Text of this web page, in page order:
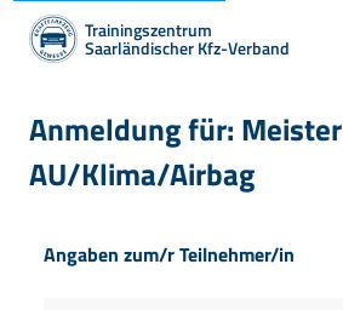
Trainingszentrum
Saarländischer Kfz-Verband
Anmeldung für: Meister
AU/Klima/Airbag
Angaben zum/r Teilnehmer/in